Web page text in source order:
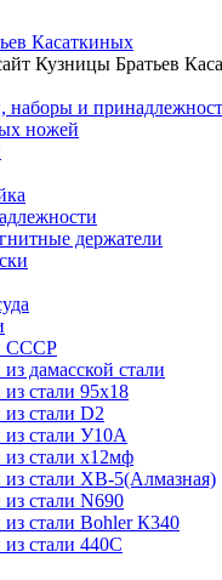
Кузницы Братьев
наборы и
ножей
держатели
СССР
дамасской стали
стали 95х18
стали D2
стали У10А
стали х12мф
стали ХВ-5(Алмазная)
стали N690
стали Bohler К340
стали 440С